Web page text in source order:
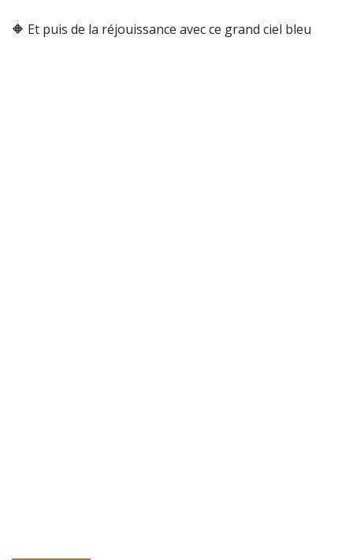
🔶 Et puis de la réjouissance avec ce grand ciel bleu